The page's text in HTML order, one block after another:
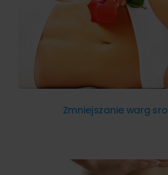
Zmniejszanie warg